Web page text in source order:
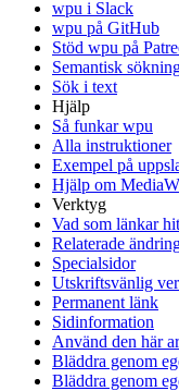
wpu i Slack
wpu på GitHub
Stöd wpu på
Semantisk
Sök i text
Hjälp
Så funkar wpu
Alla instruktioner
Exempel på
Hjälp om
Verktyg
Vad som länkar hit
Relaterade
Specialsidor
Utskriftsvänlig
Permanent länk
Sidinformation
Använd den här
Bläddra genom
Bläddra genom